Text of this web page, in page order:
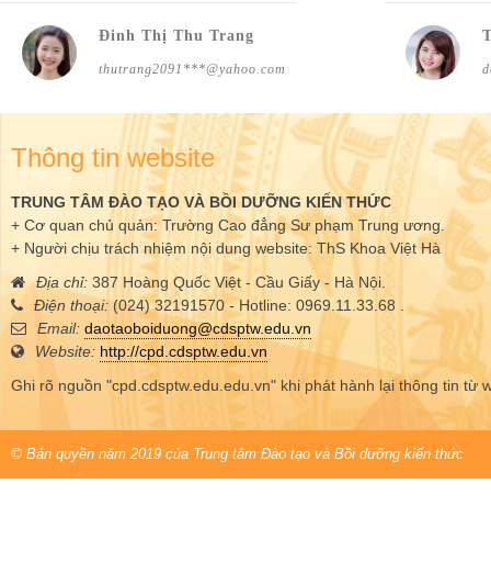
Đinh Thị Thu Trang
thutrang2091***@yahoo.com
Thông tin website
TRUNG TÂM ĐÀO TẠO VÀ BỒI DƯỠNG KIẾN THỨC
+ Cơ quan chủ quản: Trường Cao đẳng Sư phạm Trung ương.
+ Người chịu trách nhiệm nội dung website: ThS Khoa Việt Hà
Địa chỉ: 387 Hoàng Quốc Việt - Cầu Giấy - Hà Nội.
Điện thoại:(024) 32191570 - Hotline: 0969.11.33.68 .
Email: daotaoboiduong@cdsptw.edu.vn
Website: http://cpd.cdsptw.edu.vn
Ghi rõ nguồn "cpd.cdsptw.edu.edu.vn" khi phát hành lại thông tin từ
© Bản quyền năm 2019 của Trung tâm Đào tạo và Bồi dưỡng kiến thức